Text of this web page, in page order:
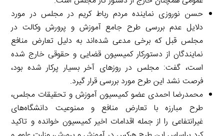
حسن نوروزی نماینده مردم رباط کریم در مجلس در مورد
دلایل عدم بررسی طرح جامع آموزش و پرورش وکالت در
مجلس قبل که برخی مدعی شده‌اند به دلیل تعارض منافع
نمایندگان از دستورکار کمیسیون قضایی و حقوقی خارج شده
است، گفت: مجلس در روزهای آخر بسیار پرکار شده بود،
فرصت نشد این طرح مورد بررسی قرار گیرد.
محمدرضا احمدی عضو کمیسیون آموزش و تحقیقات مجلس،
طرح مبارزه با تعارض منافع و ممنوعیت دانشگاه‌های
غیرانتفاعی را از جمله اقدامات اخیر کمیسیون خوانده و تاکید